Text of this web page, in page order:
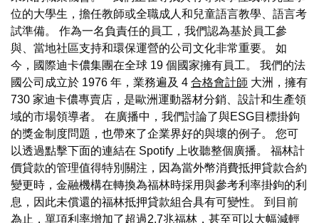
位的大學生，擔任教師或全職成人和兒童語言教學、語言考
試準備。 作為一名負責任的員工，我們認為基於員工參
與、當地社區支持和環保運營的公司文化非常重要。 如
今，國際迪卡儂集團在全球 19 個國家擁有員工。 我們的法
國公司成立於 1976 年，業務遍及 4 合格會計師 大洲，擁有
730 家迪卡儂專賣店，是歐洲運動器材分銷、設計和生產領
域的市場領導者。 在廣播中，我們討論了與ESG目標掛鉤
的獎金制度問題，也帶來了企業界好的與壞的例子。 您可
以透過點擊下面的連結在 Spotify 上收聽整個廣播。 福林計
價貸款的管理值得特別關注，因為當外幣消費抵押貸款合約
變更時，金融機構在轉換為福林時採用與參考利率掛鉤的利
息，因此未償還的福林抵押貸款組合具有可變性。 到目前
為止，單項利率增加了超過2.7兆福林，甚至可以大幅減輕